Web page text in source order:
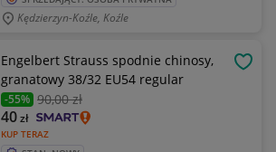
Kędzierzyn-Koźle, Koźle
Engelbert Strauss spodnie chinosy,
granatowy 38/32 EU54 regular
-55% 90,00 zł
KUP TERAZ
40zł